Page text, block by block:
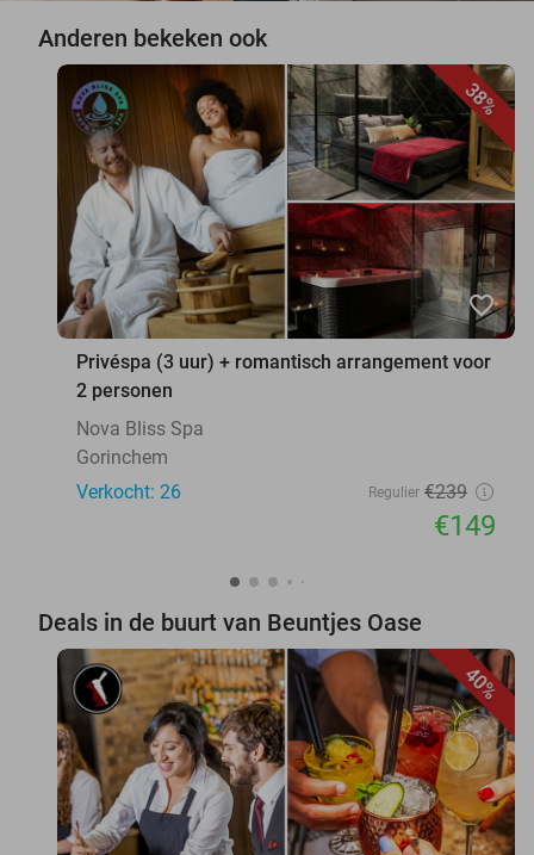
Anderen bekeken ook
38%
favorite_border
Privéspa (3 uur) + romantisch arrangement voor
2 personen
Nova Bliss Spa
Gorinchem
Verkocht: 26
Regulier €239
€149
Deals in de buurt van Beuntjes Oase
40%